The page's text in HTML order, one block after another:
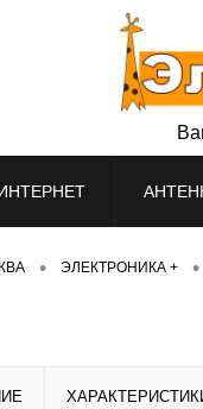
• ЭЛЕКТРОНИКА + •